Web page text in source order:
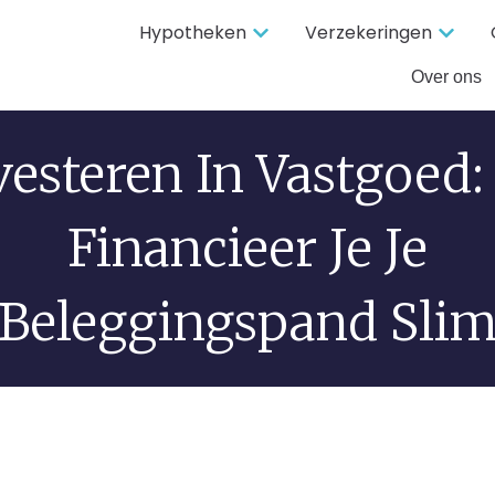
Hypotheken Verzekeringen
Over ons
In
Financieer Je Je